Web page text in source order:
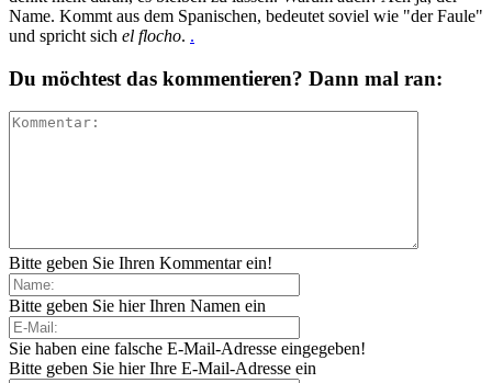
Name. Kommt aus dem Spanischen, bedeutet soviel wie "der Faule"
und spricht sich el flocho. .
Du möchtest das kommentieren? Dann mal ran:
Bitte geben Sie Ihren Kommentar ein!
Bitte geben Sie hier Ihren Namen ein
Sie haben eine falsche E-Mail-Adresse eingegeben!
Bitte geben Sie hier Ihre E-Mail-Adresse ein